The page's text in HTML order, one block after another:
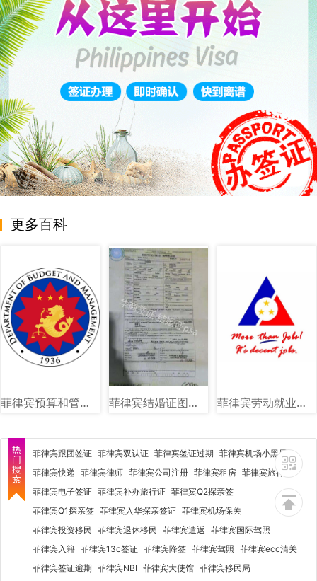
更多百科
菲律宾预算和管理部（DBM）图文讲解 菲律宾结婚证图片样式讲解 菲律宾劳动就业部（DOLE）图文讲解
菲律宾跟团签证 菲律宾双认证 菲律宾签证过期 菲律宾机场小黑屋
菲律宾快递 菲律宾律师 菲律宾公司注册 菲律宾租房 菲律宾旅行社
菲律宾电子签证 菲律宾补办旅行证 菲律宾Q2探亲签
菲律宾Q1探亲签 菲律宾入华探亲签证 菲律宾机场保关
菲律宾投资移民 菲律宾退休移民 菲律宾遣返 菲律宾国际驾照
菲律宾入籍 菲律宾13c签证 菲律宾降签 菲律宾驾照 菲律宾ecc清关
菲律宾签证逾期 菲律宾NBI 菲律宾大使馆 菲律宾移民局